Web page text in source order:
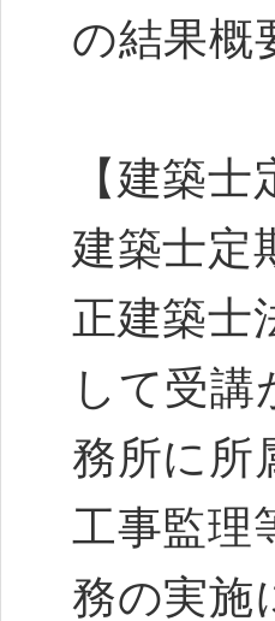
の結果概
【建築
建築士定
正建築士
して受
務所に所
工事監理
務の実施